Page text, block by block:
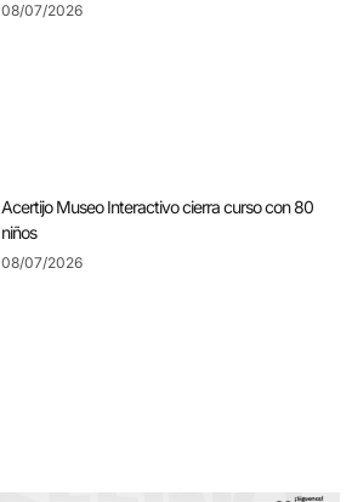
08/07/2026
Acertijo Museo Interactivo cierra curso con 80
niños
08/07/2026